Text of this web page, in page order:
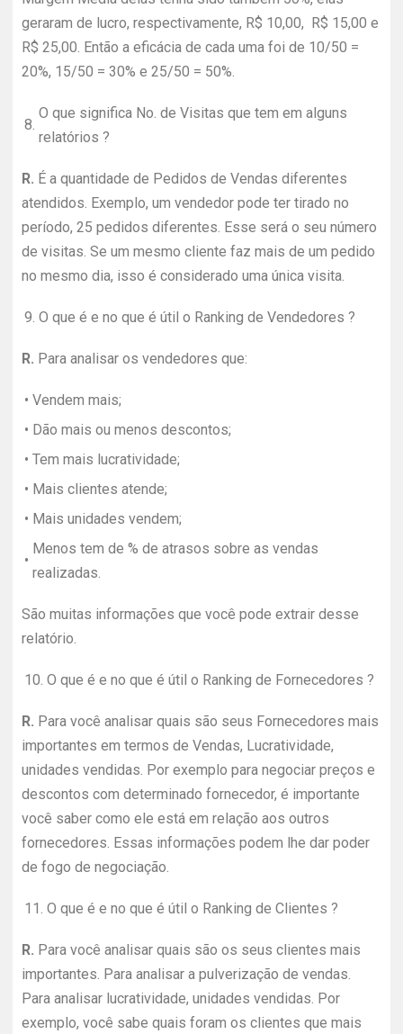
geraram de lucro, respectivamente, R$ 10,00, R$ 15,00 e
R$ 25,00. Então a eficácia de cada uma foi de 10/50 =
20%, 15/50 = 30% e 25/50 = 50%.
8.
O que significa No. de Visitas que tem em alguns
relatórios ?
R. É a quantidade de Pedidos de Vendas diferentes
atendidos. Exemplo, um vendedor pode ter tirado no
período, 25 pedidos diferentes. Esse será o seu número
de visitas. Se um mesmo cliente faz mais de um pedido
no mesmo dia, isso é considerado uma única visita.
9. O que é e no que é útil o Ranking de Vendedores ?
R. Para analisar os vendedores que:
• Vendem mais;
• Dão mais ou menos descontos;
• Tem mais lucratividade;
• Mais clientes atende;
• Mais unidades vendem;
•
Menos tem de % de atrasos sobre as vendas
realizadas.
São muitas informações que você pode extrair desse
relatório.
10. O que é e no que é útil o Ranking de Fornecedores ?
R. Para você analisar quais são seus Fornecedores mais
importantes em termos de Vendas, Lucratividade,
unidades vendidas. Por exemplo para negociar preços e
descontos com determinado fornecedor, é importante
você saber como ele está em relação aos outros
fornecedores. Essas informações podem lhe dar poder
de fogo de negociação.
11. O que é e no que é útil o Ranking de Clientes ?
R. Para você analisar quais são os seus clientes mais
importantes. Para analisar a pulverização de vendas.
Para analisar lucratividade, unidades vendidas. Por
exemplo, você sabe quais foram os clientes que mais